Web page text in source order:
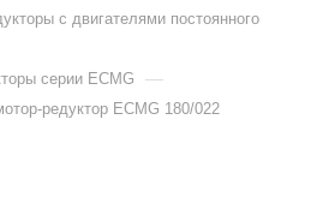
с двигателями постоянного
серии ECMG —
редуктор ECMG 180/022